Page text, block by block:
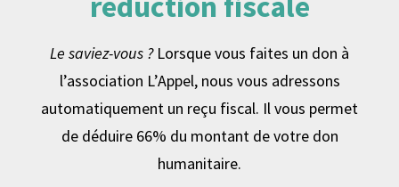
Le saviez-vous ?Lorsque vous faites un don à
l’association L’Appel, nous vous adressons
automatiquement un reçu fiscal. Il vous permet
de déduire 66% du montant de votre don
humanitaire.